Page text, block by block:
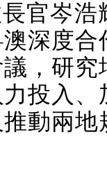
長官岑
深度合
，研究
投入、
動兩地